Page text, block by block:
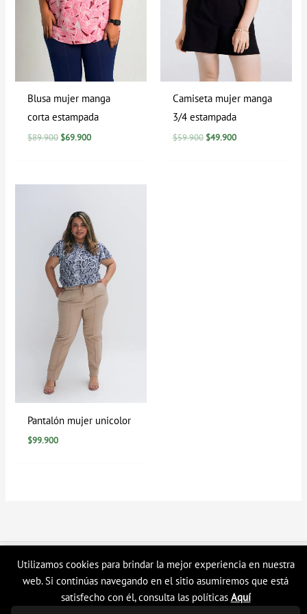
Utilizamos cookies para brindar la mejor experiencia en nuestra
web. Si continúas navegando en el sitio asumiremos que está
satisfecho con él, consulta las políticas Aquí
Blusa mujer manga
corta estampada
$89.900 $69.900
Camiseta mujer manga
3/4 estampada
$59.900 $49.900
Pantalón mujer unicolor
$99.900
Copyright © 2026 Tienda en linea LyH